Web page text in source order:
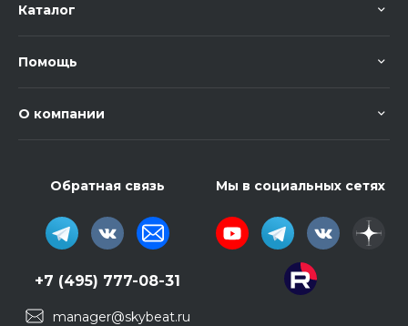
Каталог
Помощь
О компании
Обратная связь
+7 (495) 777-08-31
manager@skybeat.ru
Мы в социальных сетях